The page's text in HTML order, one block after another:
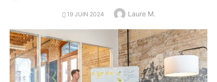
POSTED
19 JUIN 2024 Author
Laure M.